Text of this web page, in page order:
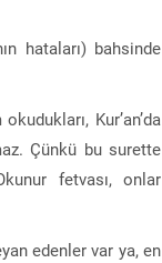
hataları) bahsinde
Kur’an’da
Çünkü bu surette
fetvası, onlar
edenler var ya, en